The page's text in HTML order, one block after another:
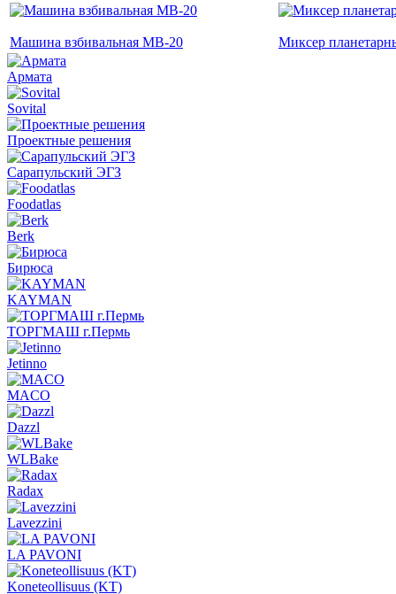
Машина взбивальная МВ-20 Миксер
Армата
Sovital
Проектные решения
Сарапульский ЭГЗ
Foodatlas
Berk
Бирюса
KAYMAN
ТОРГМАШ г.Пермь
Jetinno
MACO
Dazzl
WLBake
Radax
Lavezzini
LA PAVONI
Koneteollisuus (KT)